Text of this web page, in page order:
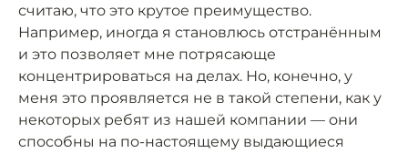
считаю, что это крутое преимущество.
Например, иногда я становлюсь отстранённым
и это позволяет мне потрясающе
концентрироваться на делах. Но, конечно, у
меня это проявляется не в такой степени, как у
некоторых ребят из нашей компании — они
способны на по-настоящему выдающиеся